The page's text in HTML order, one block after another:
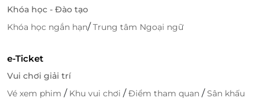
Khóa học - Đào tạo
Khóa học ngắn hạn/Trung tâm Ngoại ngữ
e-Ticket
Vui chơi giải trí
Vé xem phim / Khu vui chơi /Điểm tham quan /Sân khấu